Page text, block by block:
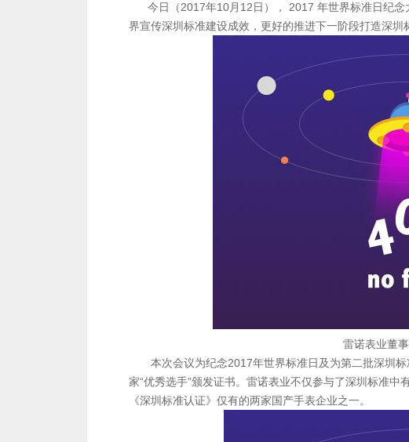
今日（2017年10月12日）， 2017 年世界标准日纪念
界宣传深圳标准建设成效，更好的推进下一阶段打造深圳
雷诺表业董
本次会议为纪念2017年世界标准日及为第二批深圳标
家“优秀选手”颁发证书。雷诺表业不仅参与了深圳标准
《深圳标准认证》仅有的两家国产手表企业之一。